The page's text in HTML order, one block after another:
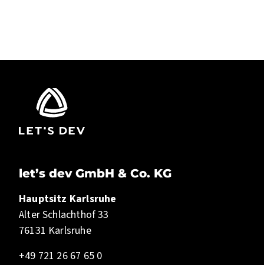
let’s dev GmbH & Co. KG
Hauptsitz Karlsruhe
Alter Schlachthof 33
76131 Karlsruhe
+49 721 26 67 65 0